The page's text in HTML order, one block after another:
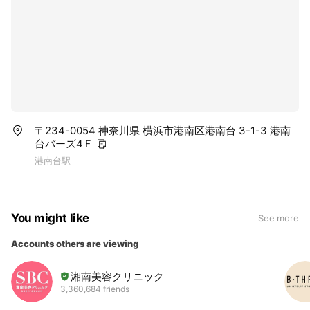
〒234-0054 神奈川県 横浜市港南区港南台 3-1-3 港南
台バーズ4Ｆ
港南台駅
You might like See more
Accounts others are viewing
湘南美容クリニック
3,360,684 friends